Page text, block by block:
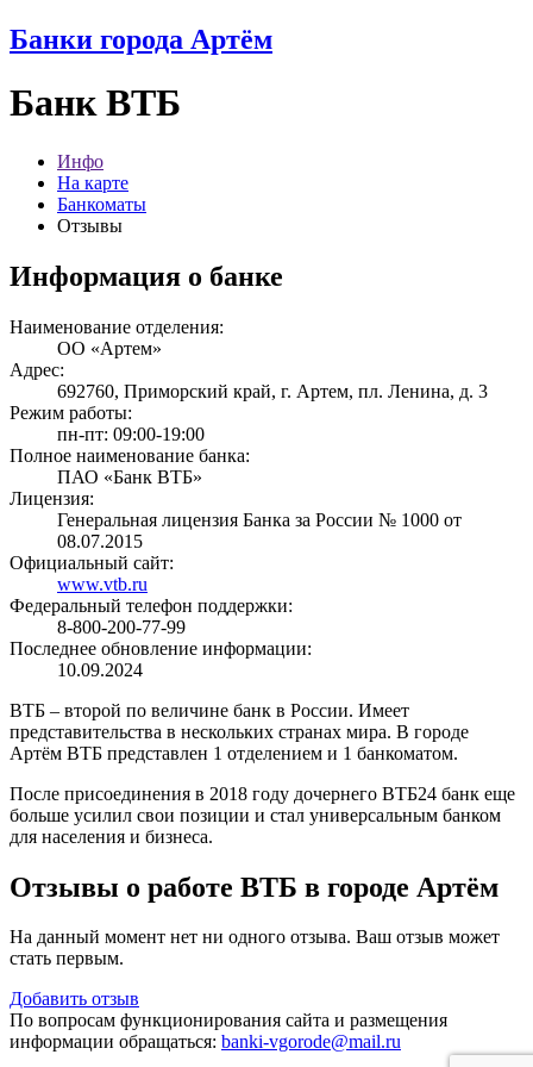
Банки города Артём
Банк ВТБ
Инфо
На карте
Банкоматы
Отзывы
Информация о банке
Наименование отделения:
ОО «Артем»
Адрес:
692760, Приморский край, г. Артем, пл. Ленина, д. 3
Режим работы:
пн-пт: 09:00-19:00
Полное наименование банка:
ПАО «Банк ВТБ»
Лицензия:
Генеральная лицензия Банка за России № 1000 от
08.07.2015
Официальный сайт:
www.vtb.ru
Федеральный телефон поддержки:
8-800-200-77-99
Последнее обновление информации:
10.09.2024
ВТБ – второй по величине банк в России. Имеет
представительства в нескольких странах мира. В городе
Артём ВТБ представлен 1 отделением и 1 банкоматом.
После присоединения в 2018 году дочернего ВТБ24 банк еще
больше усилил свои позиции и стал универсальным банком
для населения и бизнеса.
Отзывы о работе ВТБ в городе Артём
На данный момент нет ни одного отзыва. Ваш отзыв может
стать первым.
Добавить отзыв
По вопросам функционирования сайта и размещения
информации обращаться: banki-vgorode@mail.ru